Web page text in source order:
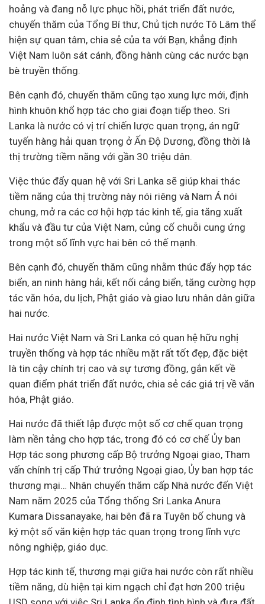
hoảng và đang nỗ lực phục hồi, phát triển đất nước,
chuyến thăm của Tổng Bí thư, Chủ tịch nước Tô Lâm thể
hiện sự quan tâm, chia sẻ của ta với Bạn, khẳng định
Việt Nam luôn sát cánh, đồng hành cùng các nước bạn
bè truyền thống.
Bên cạnh đó, chuyến thăm cũng tạo xung lực mới, định
hình khuôn khổ hợp tác cho giai đoạn tiếp theo. Sri
Lanka là nước có vị trí chiến lược quan trọng, án ngữ
tuyến hàng hải quan trọng ở Ấn Độ Dương, đồng thời là
thị trường tiềm năng với gần 30 triệu dân.
Việc thúc đẩy quan hệ với Sri Lanka sẽ giúp khai thác
tiềm năng của thị trường này nói riêng và Nam Á nói
chung, mở ra các cơ hội hợp tác kinh tế, gia tăng xuất
khẩu và đầu tư của Việt Nam, củng cố chuỗi cung ứng
trong một số lĩnh vực hai bên có thế mạnh.
Bên cạnh đó, chuyến thăm cũng nhằm thúc đẩy hợp tác
biển, an ninh hàng hải, kết nối cảng biển, tăng cường hợp
tác văn hóa, du lịch, Phật giáo và giao lưu nhân dân giữa
hai nước.
Hai nước Việt Nam và Sri Lanka có quan hệ hữu nghị
truyền thống và hợp tác nhiều mặt rất tốt đẹp, đặc biệt
là tin cậy chính trị cao và sự tương đồng, gắn kết về
quan điểm phát triển đất nước, chia sẻ các giá trị về văn
hóa, Phật giáo.
Hai nước đã thiết lập được một số cơ chế quan trọng
làm nền tảng cho hợp tác, trong đó có cơ chế Ủy ban
Hợp tác song phương cấp Bộ trưởng Ngoại giao, Tham
vấn chính trị cấp Thứ trưởng Ngoại giao, Ủy ban hợp tác
thương mại… Nhân chuyến thăm cấp Nhà nước đến Việt
Nam năm 2025 của Tổng thống Sri Lanka Anura
Kumara Dissanayake, hai bên đã ra Tuyên bố chung và
ký một số văn kiện hợp tác quan trọng trong lĩnh vực
nông nghiệp, giáo dục.
Hợp tác kinh tế, thương mại giữa hai nước còn rất nhiều
tiềm năng, dù hiện tại kim ngạch chỉ đạt hơn 200 triệu